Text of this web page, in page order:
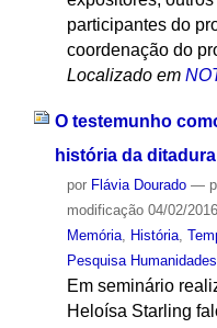
participantes do
coordenação do
Localizado em
O testemunho
história da
por Flávia Dourado —
modificação04/02/
Memória, História,
Pesquisa
Em seminário
Heloísa Starling